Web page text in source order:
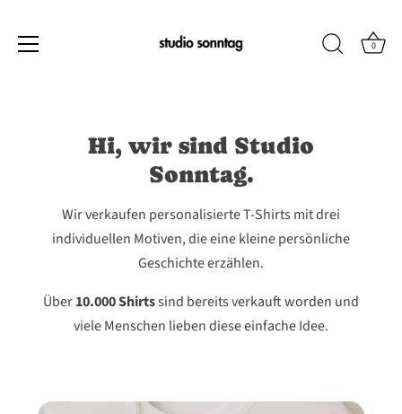
0
Hi, wir sind Studio
Sonntag.
Wir verkaufen personalisierte T-Shirts mit drei
individuellen Motiven, die eine kleine persönliche
Geschichte erzählen.
Über10.000 Shirtssind bereits verkauft worden und
viele Menschen lieben diese einfache Idee.